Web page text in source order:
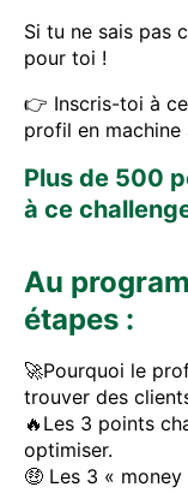
Si tu ne sais pas
pour toi !
👉 Inscris-toi à
profil en machine
Plus de 500
à ce
Au
étapes :
🚀Pourquoi le
trouver des
🔥Les 3 points
optimiser.
🤑 Les 3 «